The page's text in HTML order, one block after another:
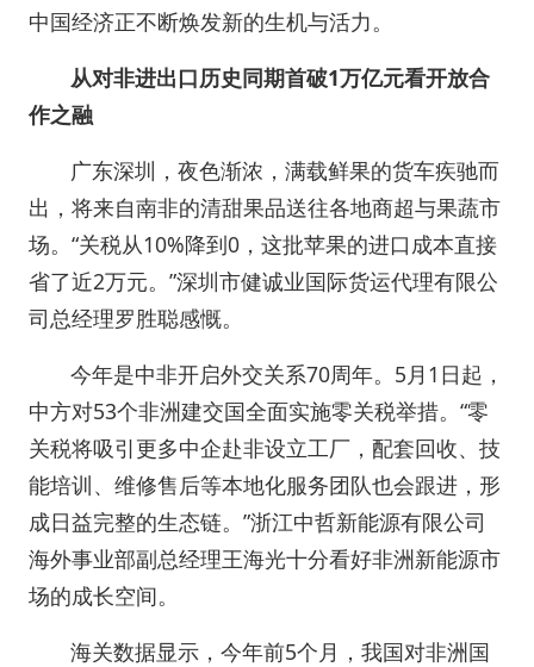
中国经济正不断焕发新的生机与活力。
从对非进出口历史同期首破1万亿元看开放合
作之融
广东深圳，夜色渐浓，满载鲜果的货车疾驰而
出，将来自南非的清甜果品送往各地商超与果蔬市
场。“关税从10%降到0，这批苹果的进口成本直接
省了近2万元。”深圳市健诚业国际货运代理有限公
司总经理罗胜聪感慨。
今年是中非开启外交关系70周年。5月1日起，
中方对53个非洲建交国全面实施零关税举措。“零
关税将吸引更多中企赴非设立工厂，配套回收、技
能培训、维修售后等本地化服务团队也会跟进，形
成日益完整的生态链。”浙江中哲新能源有限公司
海外事业部副总经理王海光十分看好非洲新能源市
场的成长空间。
海关数据显示，今年前5个月，我国对非洲国